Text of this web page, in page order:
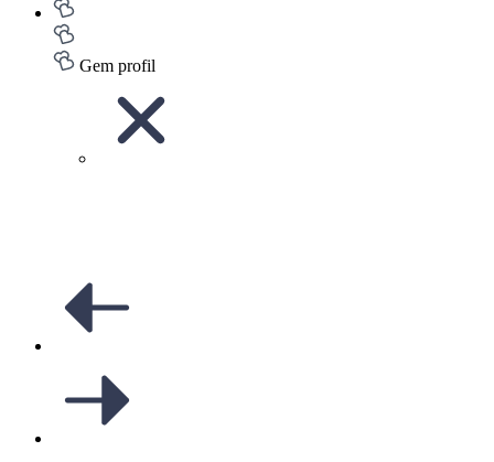
Gem profil